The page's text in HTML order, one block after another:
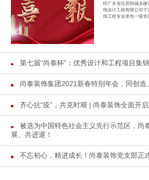
经广东省住房和城乡
饰设计工程有限公司于
饰工程专业承包一级资
第七届“尚泰杯”：优秀设计和工程项目集锦
尚泰装饰集团2021新春特别年会，同创造
齐心抗“疫”，共克时艰 | 尚泰装饰全面开
被选为中国特色社会主义先行示范区，尚
展、共进退！
不忘初心，精进成长！尚泰装饰党支部正